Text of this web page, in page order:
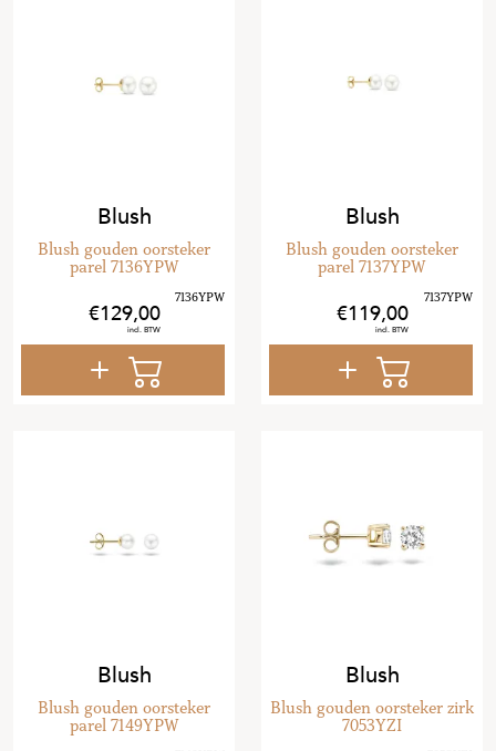
Blush
Blush gouden oorsteker
parel 7136YPW
129,00
Blush
Blush gouden oorsteker
parel 7137YPW
119,00
Blush
Blush gouden oorsteker
parel 7149YPW
Blush
Blush gouden oorsteker zirk
7053YZI